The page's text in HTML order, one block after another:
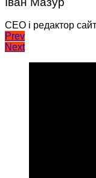
CEO і редактор
Навігація
записів
Prev
Next